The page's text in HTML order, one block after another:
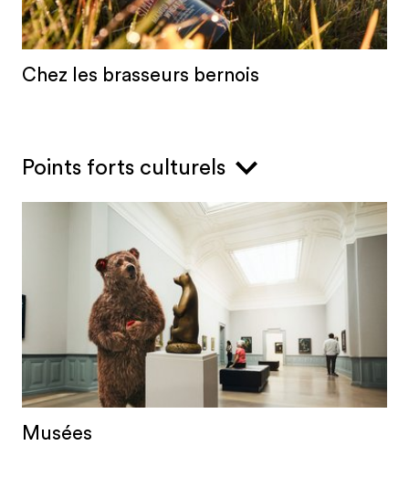
Chez les brasseurs bernois
Points forts culturels
Musées